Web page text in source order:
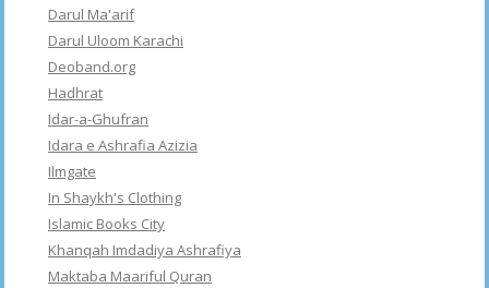
Darul Ma'arif
Darul Uloom Karachi
Deoband.org
Hadhrat
Idar-a-Ghufran
Idara e Ashrafia Azizia
Ilmgate
In Shaykh's Clothing
Islamic Books City
Khanqah Imdadiya Ashrafiya
Maktaba Maariful Quran